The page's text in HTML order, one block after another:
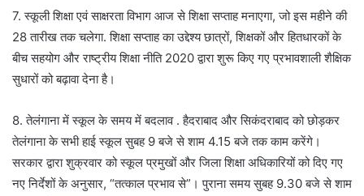
7. स्कूली शिक्षा एवं साक्षरता विभाग आज से शिक्षा सप्ताह मनाएगा, जो इस महीने की
28 तारीख तक चलेगा. शिक्षा सप्ताह का उद्देश्य छात्रों, शिक्षकों और हितधारकों के
बीच सहयोग और राष्ट्रीय शिक्षा नीति 2020 द्वारा शुरू किए गए प्रभावशाली शैक्षिक
सुधारों को बढ़ावा देना है।
8. तेलंगाना में स्कूल के समय में बदलाव . हैदराबाद और सिकंदराबाद को छोड़कर
तेलंगाना के सभी हाई स्कूल सुबह 9 बजे से शाम 4.15 बजे तक काम करेंगे।
सरकार द्वारा शुक्रवार को स्कूल प्रमुखों और जिला शिक्षा अधिकारियों को दिए गए
नए निर्देशों के अनुसार, “तत्काल प्रभाव से”। पुराना समय सुबह 9.30 बजे से शाम